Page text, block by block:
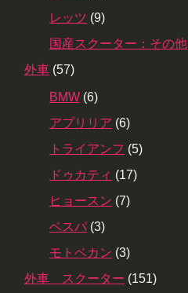
レッツ (9)
国産スクーター：その他
外車 (57)
BMW (6)
アプリリア (6)
トライアンフ (5)
ドゥカティ (17)
ヒョースン (7)
ベスパ (3)
モトベカン (3)
外車 スクーター (151)